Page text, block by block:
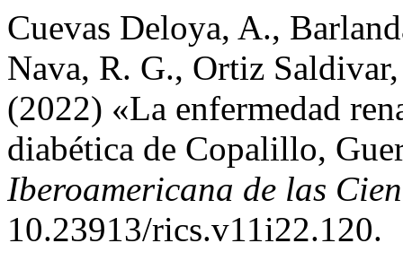
Cuevas Deloya, A.,
Nava, R. G., Ortiz
(2022) «La enfermedad
diabética de Copalillo,
Iberoamericana de las
10.23913/rics.v11i22.120.